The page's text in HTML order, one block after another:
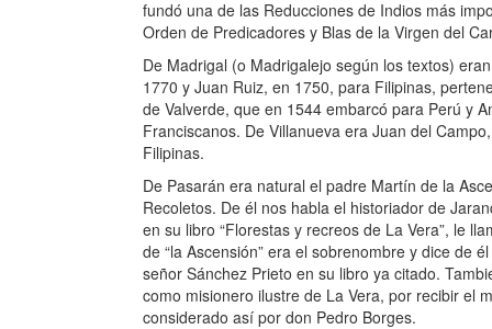
fundó una de las Reducciones de Indios más
Orden de Predicadores y Blas de la Virgen del
De Madrigal (o Madrigalejo según los textos)
1770 y Juan Ruiz, en 1750, para Filipinas,
de Valverde, que en 1544 embarcó para Perú y
Franciscanos. De Villanueva era Juan del
Filipinas.
De Pasarán era natural el padre Martín de la
Recoletos. De él nos habla el historiador de
en su libro “Florestas y recreos de La Vera”, le
de “la Ascensión” era el sobrenombre y dice de
señor Sánchez Prieto en su libro ya citado.
como misionero ilustre de La Vera, por recibir el
considerado así por don Pedro Borges.